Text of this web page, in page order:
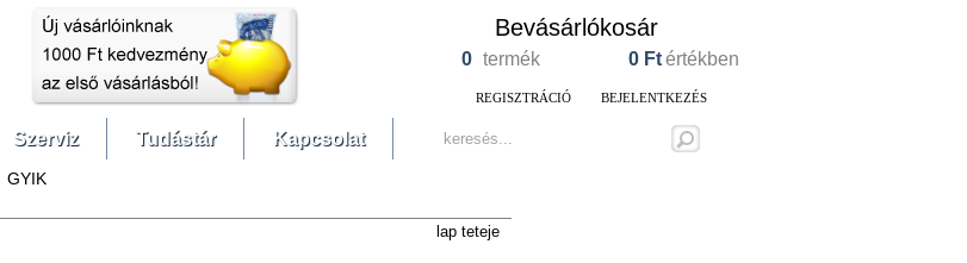
Bevásárlókosár
0 termék 0 Ftértékben
REGISZTRÁCIÓ BEJELENTKEZÉS
Szerviz Tudástár Kapcsolat
GYIK
lap teteje